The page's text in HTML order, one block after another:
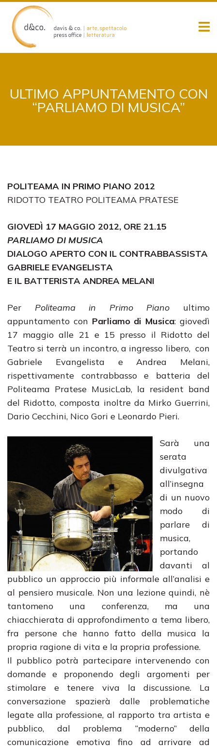
content
ULTIMO APPUNTAMENTO CON
“PARLIAMO DI MUSICA”
POLITEAMA IN PRIMO PIANO 2012
RIDOTTO TEATRO POLITEAMA PRATESE
GIOVEDÌ 17 MAGGIO 2012, ORE 21.15
PARLIAMO DI MUSICA
DIALOGO APERTO CON IL CONTRABBASSISTA
GABRIELE EVANGELISTA
E IL BATTERISTA ANDREA MELANI
Per Politeama in Primo Piano ultimo
appuntamento con Parliamo di Musica: giovedì
17 maggio alle 21 e 15 presso il Ridotto del
Teatro si terrà un incontro, a ingresso libero, con
Gabriele Evangelista e Andrea Melani,
rispettivamente contrabbasso e batteria del
Politeama Pratese MusicLab, la resident band
del Ridotto, composta inoltre da Mirko Guerrini,
Dario Cecchini, Nico Gori e Leonardo Pieri.
Sarà una
serata
divulgativa
all’insegna
di un nuovo
modo di
parlare di
musica,
portando
davanti al
pubblico un approccio più informale all’analisi e
al pensiero musicale. Non una lezione quindi, nè
tantomeno una conferenza, ma una
chiacchierata di approfondimento a tema libero,
fra persone che hanno fatto della musica la
propria ragione di vita e la propria professione.
Il pubblico potrà partecipare intervenendo con
domande e proponendo degli argomenti per
stimolare e tenere viva la discussione. La
conversazione spazierà dalle problematiche
legate alla professione, al rapporto tra artista e
pubblico, dal problema “moderno” della
comunicazione emotiva fino ad arrivare ad